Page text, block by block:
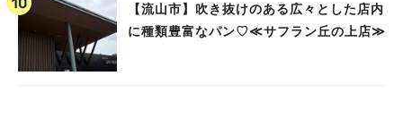
【流山市】吹き抜けのある広々とした店内
に種類豊富なパン♡≪サフラン丘の上店≫